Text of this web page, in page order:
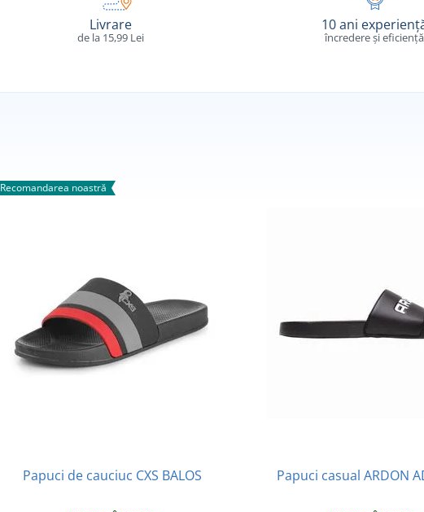
Livrare
de la 15,99 Lei
10 ani
încredere și eficiență
Recomandarea noastră
Papuci de cauciuc CXS BALOS Papuci casual ARDON